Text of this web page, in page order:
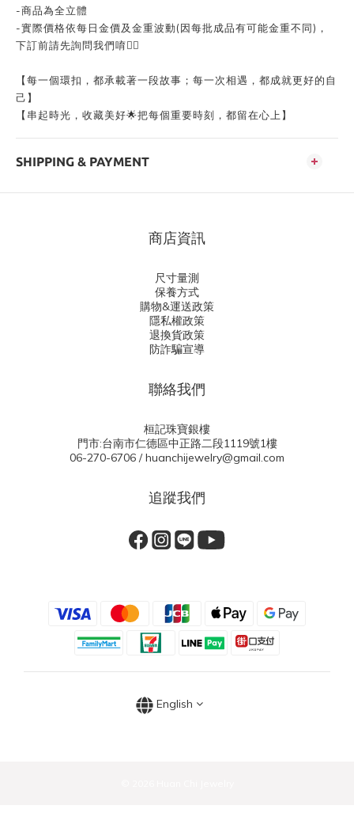
-商品為全立體
-實際價格依每日金價及金重波動(因每批成品有可能金重不同) ，
下訂前請先詢問我們唷👍🏻
【每一個環扣，都承載著一段故事；每一次相遇，都成就更好的自
己】
【串起時光，收藏美好🌟把每個重要時刻，都留在心上】
SHIPPING & PAYMENT
商店資訊
尺寸量測
保養方式
購物&運送政策
隱私權政策
退換貨政策
防詐騙宣導
聯絡我們
桓記珠寶銀樓
門市:台南市仁德區中正路二段1119號1樓
06-270-6706 / huanchijewelry@gmail.com
追蹤我們
English